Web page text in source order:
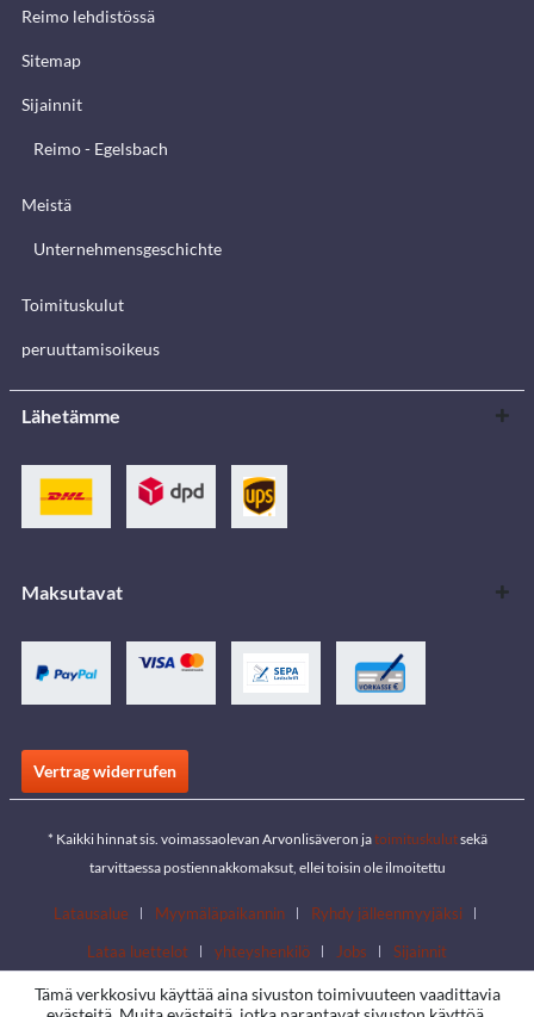
Reimo lehdistössä
Sitemap
Sijainnit
Reimo - Egelsbach
Meistä
Unternehmensgeschichte
Toimituskulut
peruuttamisoikeus
Lähetämme
Maksutavat
Vertrag widerrufen
* Kaikki hinnat sis. voimassaolevan Arvonlisäveron jatoimituskulutsekä
tarvittaessa postiennakkomaksut, ellei toisin ole ilmoitettu
Latausalue Myymäläpaikannin
Ryhdy jälleenmyyjäksi
Lataa luettelot
yhteyshenkilö Jobs Sijainnit
Tämä verkkosivu käyttää aina sivuston toimivuuteen vaadittavia